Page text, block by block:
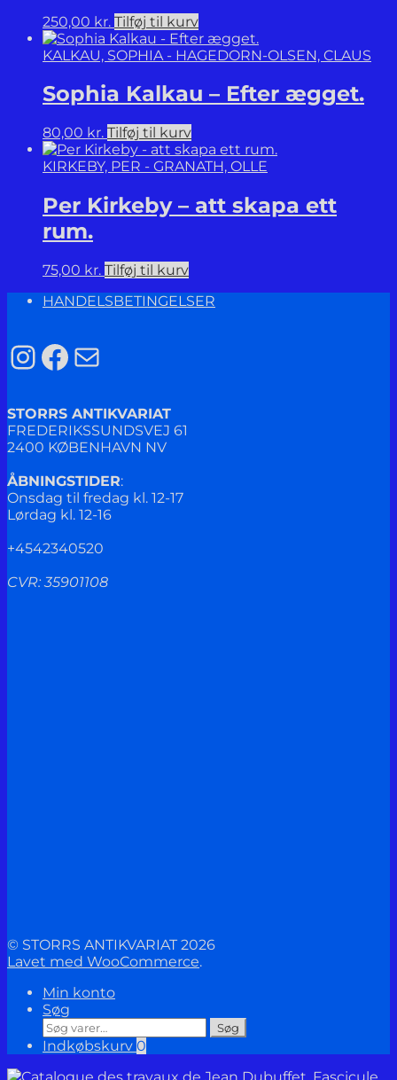
250,00 kr. Tilføj til kurv
KALKAU, SOPHIA - HAGEDORN-OLSEN, CLAUS
Sophia Kalkau – Efter ægget.
80,00 kr. Tilføj til kurv
KIRKEBY, PER - GRANATH, OLLE
Per Kirkeby – att skapa ett
rum.
75,00 kr. Tilføj til kurv
HANDELSBETINGELSER
Instagram
Facebook
Mail
STORRS ANTIKVARIAT
FREDERIKSSUNDSVEJ 61
2400 KØBENHAVN NV
ÅBNINGSTIDER:
Onsdag til fredag kl. 12-17
Lørdag kl. 12-16
+4542340520
CVR: 35901108
© STORRS ANTIKVARIAT 2026
Lavet med WooCommerce.
Min konto
Søg
Søg
efter:
Søg
Indkøbskurv 0